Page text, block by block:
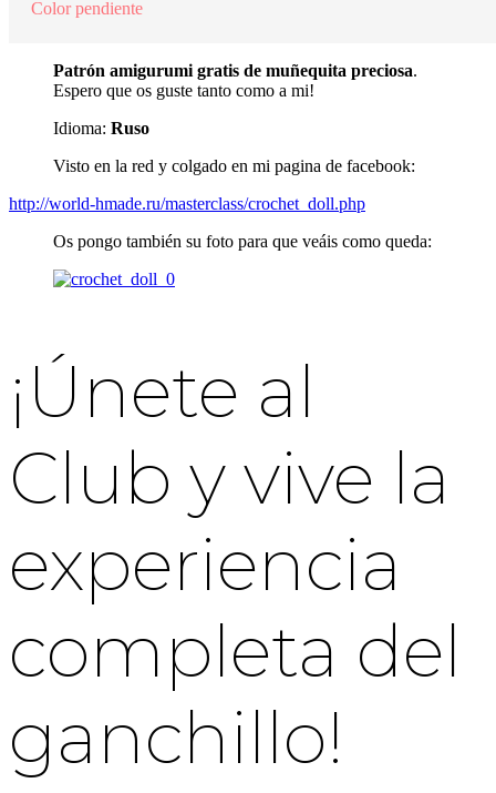
Color pendiente
Patrón amigurumi gratis de muñequita preciosa.
Espero que os guste tanto como a mi!
Idioma: Ruso
Visto en la red y colgado en mi pagina de facebook:
http://world-hmade.ru/masterclass/crochet_doll.php
Os pongo también su foto para que veáis como queda:
¡Únete al
Club y vive la
experiencia
completa del
ganchillo!